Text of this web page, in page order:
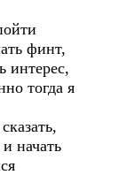
финт,
интерес,
тогда я
начать